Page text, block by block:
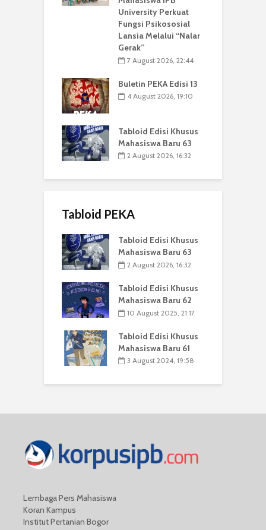
University Perkuat
Fungsi Psikososial
Lansia Melalui “Nalar
Gerak”
7 August 2026, 22:44
Buletin PEKA Edisi 13
4 August 2026, 19:10
Tabloid Edisi Khusus
Mahasiswa Baru 63
2 August 2026, 16:32
Tabloid PEKA
Tabloid Edisi Khusus
Mahasiswa Baru 63
2 August 2026, 16:32
Tabloid Edisi Khusus
Mahasiswa Baru 62
10 August 2025, 21:17
Tabloid Edisi Khusus
Mahasiswa Baru 61
3 August 2024, 19:58
Lembaga Pers Mahasiswa
Koran Kampus
Institut Pertanian Bogor